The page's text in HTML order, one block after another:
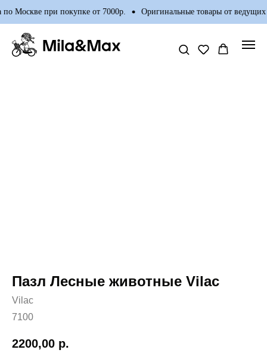
по Москве при покупке от 7000р. Оригинальные товары от ведущих
Пазл Лесные животные Vilac
Vilac
7100
2200,00 р.